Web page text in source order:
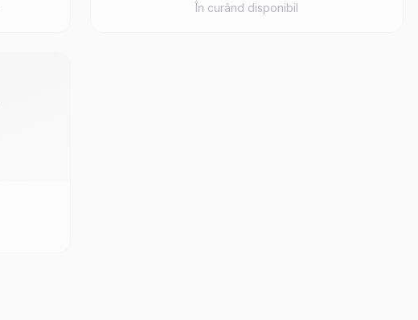
În curând disponibil